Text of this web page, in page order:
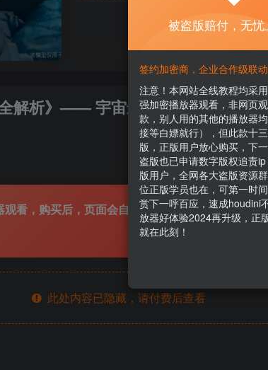
您当前未登录
全解析》—— 宇宙最快入门系列④
看，购买后，页面会自动显示播放方法！十三年无
此处内容已隐藏，请付费后查看
被盗版赔付，无忧
签约加密商，企业合作级联
注意！本网站全线教程均采
强加密播放器观看，非网页
款，别人用的其他的播放器
接等白嫖就行），但此款十
版，正版用户放心购买，下
盗版也已申请数字版权追责
版用户，全网各大盗版资源
位正版学员也在，可第一时
赏下一呼百应，速成houdini
放器好体验2024再升级，正
就在此刻！